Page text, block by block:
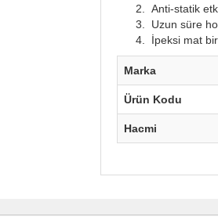
Anti-statik
Uzun süre
İpeksi mat
Marka
Ürün Kodu
Hacmi